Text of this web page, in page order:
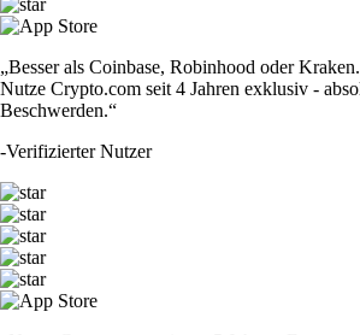
„Besser als Coinbase, Robinhood oder
Nutze Crypto.com seit 4 Jahren exklusiv -
Beschwerden.“
-Verifizierter Nutzer